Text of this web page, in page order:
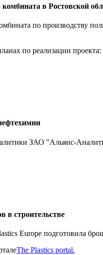
в Ростовской
по производству
по реализации
ЗАО "Альянс-
в строительстве
Europe подготовила
The Plastics portal.